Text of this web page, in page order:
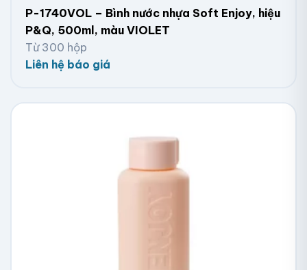
P-1740VOL – Bình nước nhựa Soft Enjoy, hiệu
P&Q, 500ml, màu VIOLET
Từ 300 hộp
Liên hệ báo giá